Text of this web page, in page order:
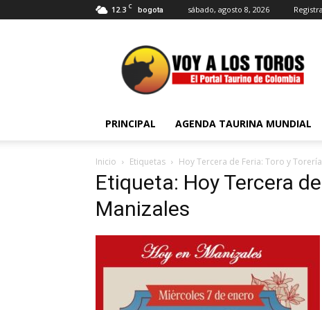
12.3 C bogota sábado, agosto 8, 2026
Voy
a
Los
Toros
PRINCIPAL AGENDA TAURINA MUNDIAL
Inicio Etiquetas Hoy Tercera de Feria: Toro y
Etiqueta: Hoy Tercera
Manizales